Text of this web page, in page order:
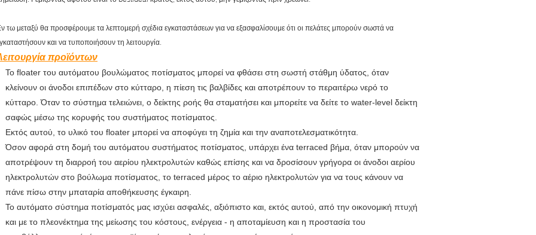
τω μεταξύ θα προσφέρουμε τα λεπτομερή σχέδια εγκαταστάσεων για να εξασφαλίσουμε ότι οι πελάτες μπορούν σωστά να
και να τυποποιήσουν τη λειτουργία.
προϊόντων
Το floater του αυτόματου βουλώματος ποτίσματος μπορεί να φθάσει στη σωστή στάθμη ύδατος, όταν
κλείνουν οι άνοδοι επιπέδων στο κύτταρο, η πίεση τις βαλβίδες και αποτρέπουν το περαιτέρω νερό το
κύτταρο. Όταν το σύστημα τελειώνει, ο δείκτης ροής θα σταματήσει και μπορείτε να δείτε το water-level δείκτη
σαφώς μέσω της κορυφής του συστήματος ποτίσματος.
Εκτός αυτού, το υλικό του floater μπορεί να αποφύγει τη ζημία και την αναποτελεσματικότητα.
Όσον αφορά στη δομή του αυτόματου συστήματος ποτίσματος, υπάρχει ένα terraced βήμα, όταν μπορούν να
αποτρέψουν τη διαρροή του αερίου ηλεκτρολυτών καθώς επίσης και να δροσίσουν γρήγορα οι άνοδοι αερίου
ηλεκτρολυτών στο βούλωμα ποτίσματος, το terraced μέρος το αέριο ηλεκτρολυτών για να τους κάνουν να
πάνε πίσω στην μπαταρία αποθήκευσης έγκαιρη.
Το αυτόματο σύστημα ποτίσματός μας ισχύει ασφαλές, αξιόπιστο και, εκτός αυτού, από την οικονομική πτυχή
και με το πλεονέκτημα της μείωσης του κόστους, ενέργεια - η αποταμίευση και η προστασία του